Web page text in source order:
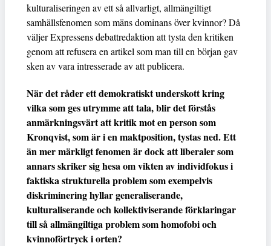
kulturaliseringen av ett så allvarligt, allmängiltigt
samhällsfenomen som mäns dominans över kvinnor? Då
väljer Expressens debattredaktion att tysta den kritiken
genom att refusera en artikel som man till en början gav
sken av vara intresserade av att publicera.
När det råder ett demokratiskt underskott kring
vilka som ges utrymme att tala, blir det förstås
anmärkningsvärt att kritik mot en person som
Kronqvist, som är i en maktposition, tystas ned. Ett
än mer märkligt fenomen är dock att liberaler som
annars skriker sig hesa om vikten av individfokus i
faktiska strukturella problem som exempelvis
diskriminering hyllar generaliserande,
kulturaliserande och kollektiviserande förklaringar
till så allmängiltiga problem som homofobi och
kvinnoförtryck i orten?